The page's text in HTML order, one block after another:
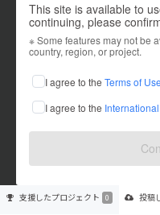
This site is available to
continuing, please
※ Some features may not be
country, region, or project.
I agree to the Terms of Use
I agree to the
これまでに1件のプロジェ
在住国：日本 現在地：神奈川
出身国：日本 出身地：山口県
支援したプロジェクト 0 投稿